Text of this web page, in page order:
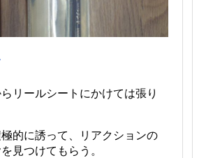
リールシートにかけては張り
的に誘って、リアクションの
見つけてもらう。